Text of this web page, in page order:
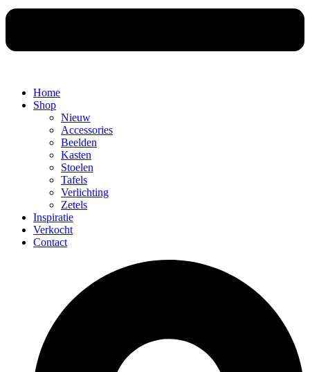
Home
Shop
Nieuw
Accessories
Beelden
Kasten
Stoelen
Tafels
Verlichting
Zetels
Inspiratie
Verkocht
Contact